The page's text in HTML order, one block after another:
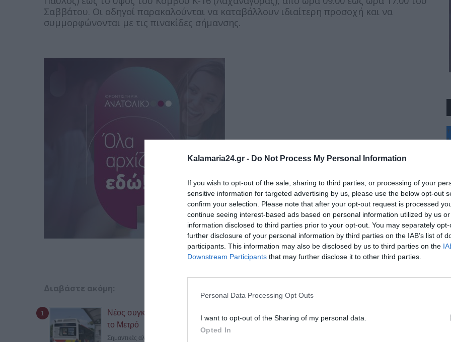
Kalamaria24.gr - Do Not Process My Personal Information
If you wish to opt-out of the sale, sharing to third parties, or processing of your
sensitive information for targeted advertising by us, please use the below opt-out
confirm your selection. Please note that after your opt-out request is processed
continue seeing interest-based ads based on personal information utilized by us
information disclosed to third parties prior to your opt-out. You may separately
further disclosure of your personal information by third parties on the IAB’s list of
participants. This information may also be disclosed by us to third parties on the
Downstream Participants that may further disclose it to other third parties.
Personal Data Processing Opt Outs
I want to opt-out of the Sharing of my personal data.
Opted In
Σαββάτου. Οι οδηγοί παρακαλούνται να καταβάλλουν ιδιαίτερη προσοχή και να
συμμορφώνονται με τις πινακίδες σήμανσης.
Διαβάστε ακόμη:
Νέος συγκοινωνιακός χάρτης στην Καλαμαριά: Πώς αλλάζουν οι λεωφορειακές γραμμές με
το Μετρό
Σημαντικές αλλαγές στις καθημερινές μετακινήσεις φέρνει στην Καλαμαριά η λειτουργία της επέκτασης του Μετρό. Ο
+
°